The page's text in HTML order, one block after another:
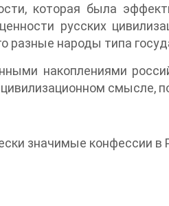
которая была
русских
разные народы типа
накоплениями
смысле,
значимые конфессии в